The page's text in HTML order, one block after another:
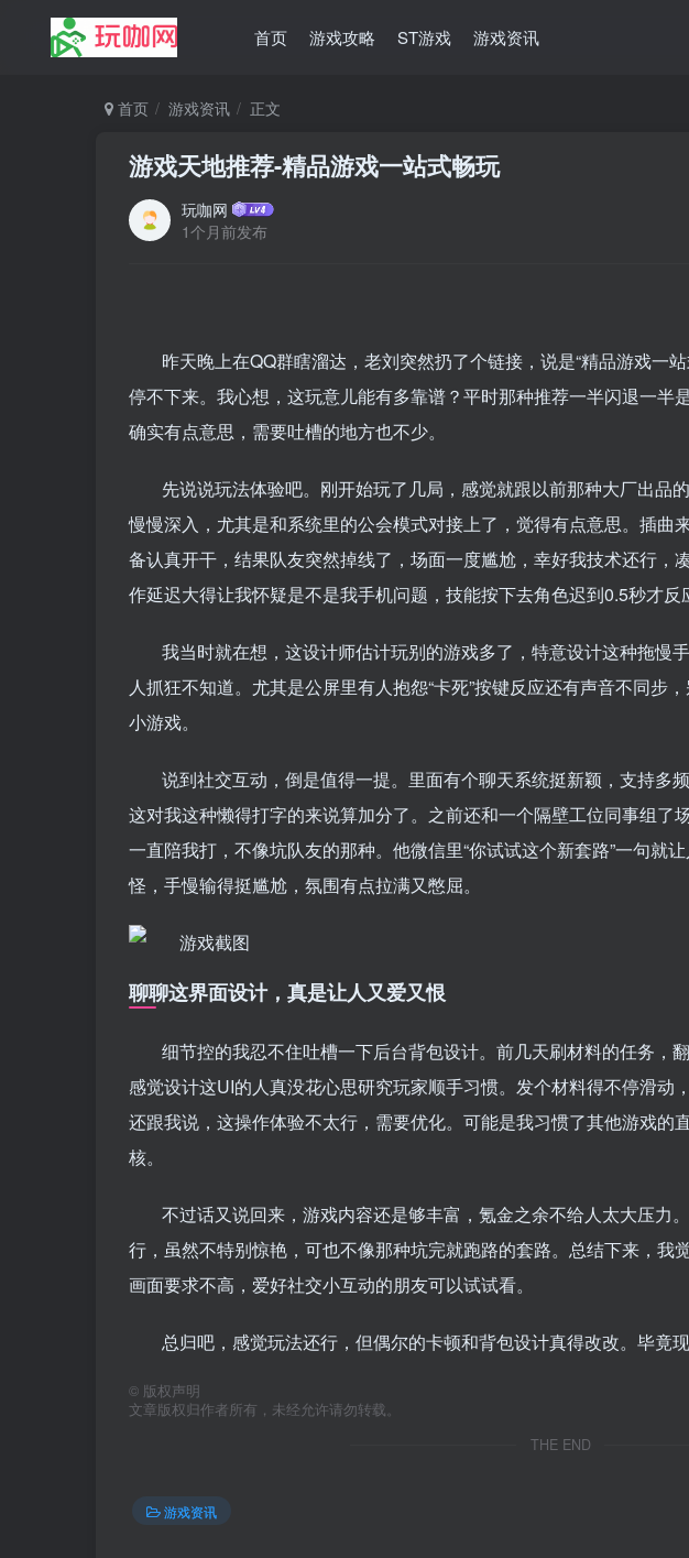
首页 游戏攻略 ST游戏 游戏资讯
首页 游戏资讯 正文
游戏天地推荐-精品游戏一站式畅玩
玩咖网
1个月前发布
昨天晚上在QQ群瞎溜达，老刘突然扔了个链接，说是“精品游戏一
停不下来。我心想，这玩意儿能有多靠谱？平时那种推荐一半闪退一半
确实有点意思，需要吐槽的地方也不少。
先说说玩法体验吧。刚开始玩了几局，感觉就跟以前那种大厂出品
慢慢深入，尤其是和系统里的公会模式对接上了，觉得有点意思。插曲
备认真开干，结果队友突然掉线了，场面一度尴尬，幸好我技术还行，
作延迟大得让我怀疑是不是我手机问题，技能按下去角色迟到0.5秒才反
我当时就在想，这设计师估计玩别的游戏多了，特意设计这种拖慢
人抓狂不知道。尤其是公屏里有人抱怨“卡死”按键反应还有声音不同步
小游戏。
说到社交互动，倒是值得一提。里面有个聊天系统挺新颖，支持多
这对我这种懒得打字的来说算加分了。之前还和一个隔壁工位同事组了
一直陪我打，不像坑队友的那种。他微信里“你试试这个新套路”一句就
怪，手慢输得挺尴尬，氛围有点拉满又憋屈。
聊聊这界面设计，真是让人又爱又恨
细节控的我忍不住吐槽一下后台背包设计。前几天刷材料的任务，
感觉设计这UI的人真没花心思研究玩家顺手习惯。发个材料得不停滑动
还跟我说，这操作体验不太行，需要优化。可能是我习惯了其他游戏的
核。
不过话又说回来，游戏内容还是够丰富，氪金之余不给人太大压力
行，虽然不特别惊艳，可也不像那种坑完就跑路的套路。总结下来，我
画面要求不高，爱好社交小互动的朋友可以试试看。
总归吧，感觉玩法还行，但偶尔的卡顿和背包设计真得改改。毕竟
© 版权声明
文章版权归作者所有，未经允许请勿转载。
THE END
游戏资讯